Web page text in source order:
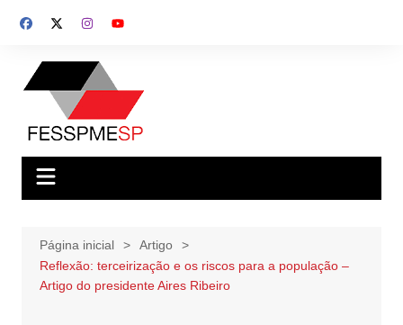
para
conteúdo
Página inicial
Artigo
Reflexão: terceirização e os riscos para a população –
Artigo do presidente Aires Ribeiro